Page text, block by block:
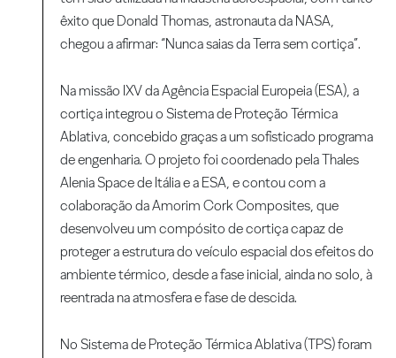
êxito que Donald Thomas, astronauta da NASA,
chegou a afirmar: “Nunca saias da Terra sem cortiça”.
Na missão IXV da Agência Espacial Europeia (ESA), a
cortiça integrou o Sistema de Proteção Térmica
Ablativa, concebido graças a um sofisticado programa
de engenharia. O projeto foi coordenado pela Thales
Alenia Space de Itália e a ESA, e contou com a
colaboração da Amorim Cork Composites, que
desenvolveu um compósito de cortiça capaz de
proteger a estrutura do veículo espacial dos efeitos do
ambiente térmico, desde a fase inicial, ainda no solo, à
reentrada na atmosfera e fase de descida.
No Sistema de Proteção Térmica Ablativa (TPS) foram